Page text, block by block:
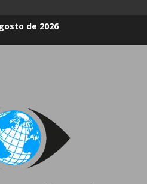
de 2026